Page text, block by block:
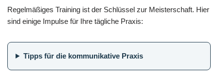
Regelmäßiges Training ist der Schlüssel zur Meisterschaft. Hier
sind einige Impulse für Ihre tägliche Praxis:
Tipps für die kommunikative Praxis